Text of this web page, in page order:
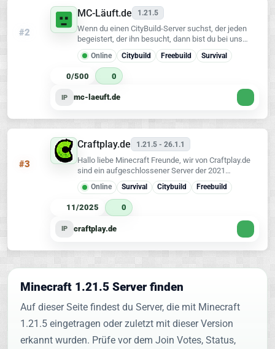
#2
MC-Läuft.de 1.21.5
Wenn du einen CityBuild-Server suchst, der jeden
begeistert, der ihn besucht, dann bist du bei uns
genau richtig. Von unseren bereits anwesende
Online Citybuild Freebuild Survival
0/500 0
IP mc-laeuft.de
#3
Craftplay.de 1.21.5 - 26.1.1
Hallo liebe Minecraft Freunde, wir von Craftplay.de
sind ein aufgeschlossener Server der 2021
gegründet wurde. Der Server läuft aktuell auf der
Version 1.21.10 und ist mit Java sowie mit der
Bedrock
Online Survival Citybuild Freebuild
11/2025 0
IP craftplay.de
Minecraft 1.21.5 Server finden
Auf dieser Seite findest du Server, die mit Minecraft
1.21.5 eingetragen oder zuletzt mit dieser Version
erkannt wurden. Prüfe vor dem Join Votes, Status,